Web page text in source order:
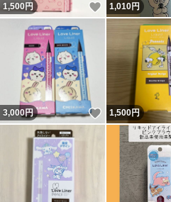
1,500円 いいね！
1,010円
3,000円 いいね！
1,500円